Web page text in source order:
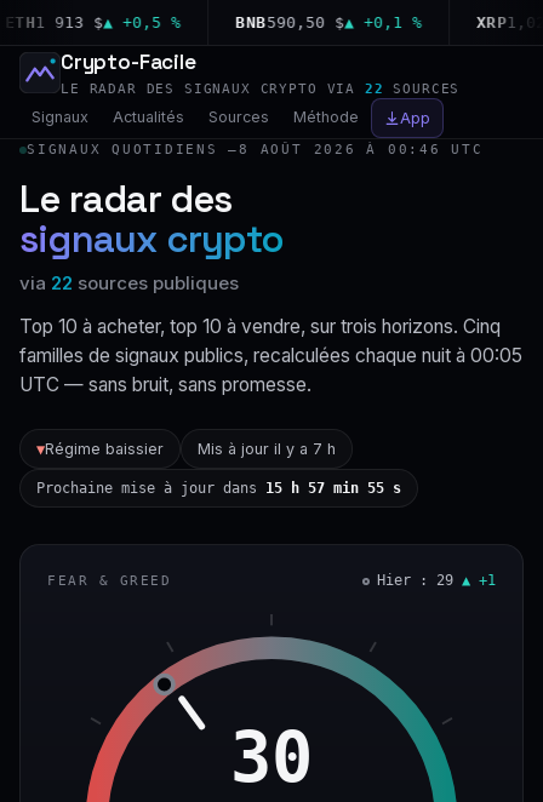
1 913 $▲ +0,5 % BNB590,50 $▲ +0,1 % XRP1,02 $
Crypto-Facile
LE RADAR DES SIGNAUX CRYPTO VIA 22 SOURCES
Signaux Actualités Sources Méthode App
SIGNAUX QUOTIDIENS —8 AOÛT 2026 À 00:46 UTC
Le radar des
signaux crypto
via 22 sources publiques
Top 10 à acheter, top 10 à vendre, sur trois horizons. Cinq
familles de signaux publics, recalculées chaque nuit à 00:05
UTC — sans bruit, sans promesse.
▼Régime baissier Mis à jour il y a 7 h
Prochaine mise à jour dans 15 h 57 min 55 s
FEAR & GREED Hier : 29 ▲ +1
30